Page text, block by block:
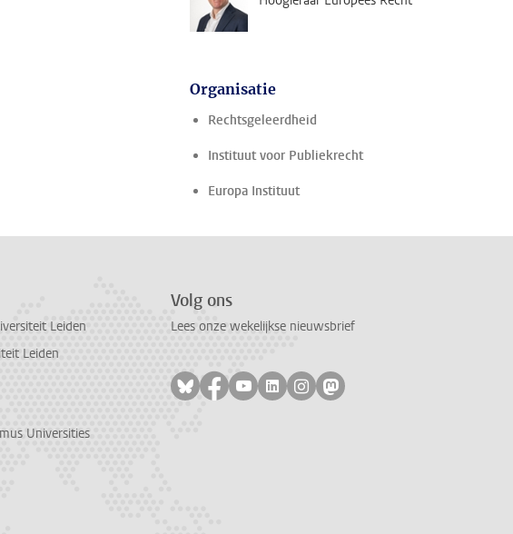
Organisatie
Rechtsgeleerdheid
Instituut voor Publiekrecht
Europa Instituut
Leiden
Leiden
Universities
Volg ons
Lees onze wekelijkse nieuwsbrief
Volg ons op bluesky
Volg ons op facebook
Volg ons op youtube
Volg ons op linkedin
Volg ons op instagram
Volg ons op mastodon